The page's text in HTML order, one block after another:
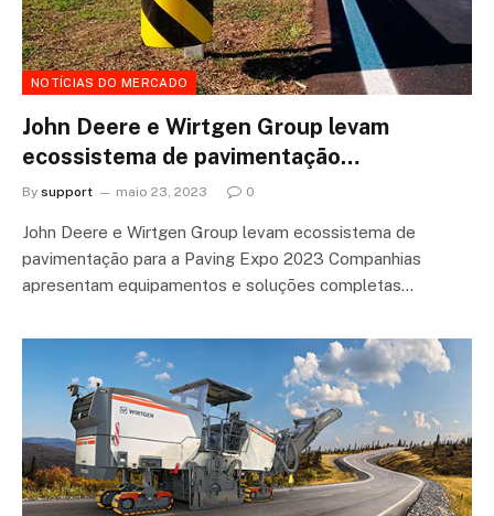
NOTÍCIAS DO MERCADO
John Deere e Wirtgen Group levam
ecossistema de pavimentação…
By support maio 23, 2023 0
John Deere e Wirtgen Group levam ecossistema de
pavimentação para a Paving Expo 2023 Companhias
apresentam equipamentos e soluções completas…